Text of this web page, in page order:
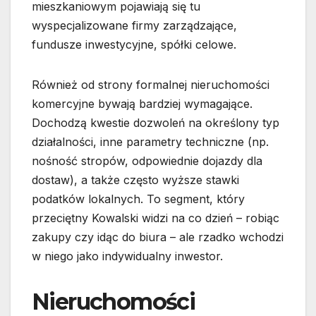
mieszkaniowym pojawiają się tu
wyspecjalizowane firmy zarządzające,
fundusze inwestycyjne, spółki celowe.
Również od strony formalnej nieruchomości
komercyjne bywają bardziej wymagające.
Dochodzą kwestie dozwoleń na określony typ
działalności, inne parametry techniczne (np.
nośność stropów, odpowiednie dojazdy dla
dostaw), a także często wyższe stawki
podatków lokalnych. To segment, który
przeciętny Kowalski widzi na co dzień – robiąc
zakupy czy idąc do biura – ale rzadko wchodzi
w niego jako indywidualny inwestor.
Nieruchomości